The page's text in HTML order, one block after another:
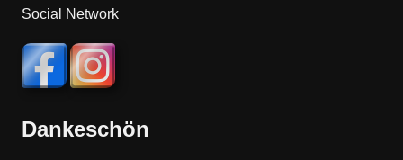
Social Network
Dankeschön